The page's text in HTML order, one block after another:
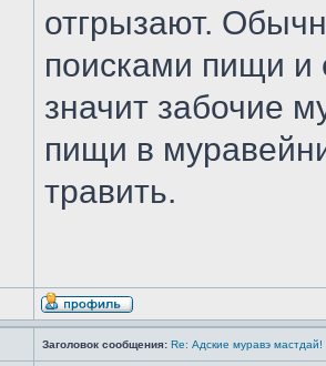
отгрызают.
поисками пищи и
значит забочие
пищи в
травить.
Заголовок сообщения: Re: Адские муравэ мастдай!